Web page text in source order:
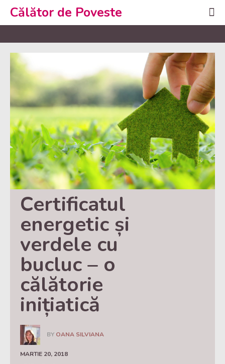
Călător de Poveste
Certificatul
energetic și
verdele cu
bucluc – o
călătorie
inițiatică
BY OANA SILVIANA
MARTIE 20, 2018